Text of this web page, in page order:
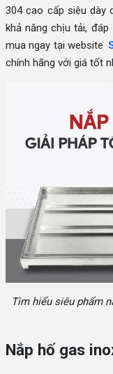
304 cao cấp siêu dày
khả năng chịu tải,
mua ngay tại website
chính hãng với giá tốt
Tìm hiểu siêu phẩm
Nắp hố gas